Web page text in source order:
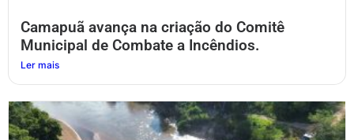
Camapuã avança na criação do Comitê
Municipal de Combate a Incêndios.
Ler mais